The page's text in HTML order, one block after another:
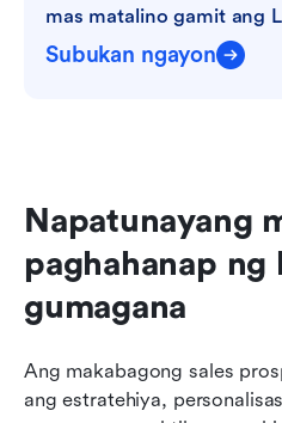
mas matalino gamit ang
Subukan ngayon
Napatunayang
paghahanap ng
gumagana
Ang makabagong sales
ang estratehiya,